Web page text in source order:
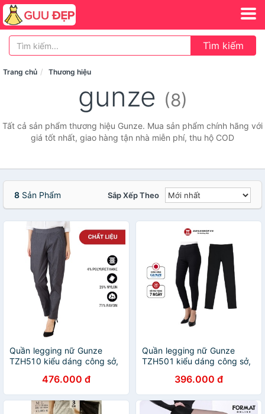
Tìm kiếm
Trang chủ Thương hiệu
gunze (8)
Tất cả sản phẩm thương hiệu Gunze. Mua sản phẩm chính hãng với
giá tốt nhất, giao hàng tận nhà miễn phí, thu hộ COD
8 Sản Phẩm Sắp Xếp Theo
Quần legging nữ Gunze
TZH510 kiểu dáng công sở,
chính hãng Nhật Bản
476.000 đ
Quần legging nữ Gunze
TZH501 kiểu dáng công sở,
Nhật Bản396.000 đ